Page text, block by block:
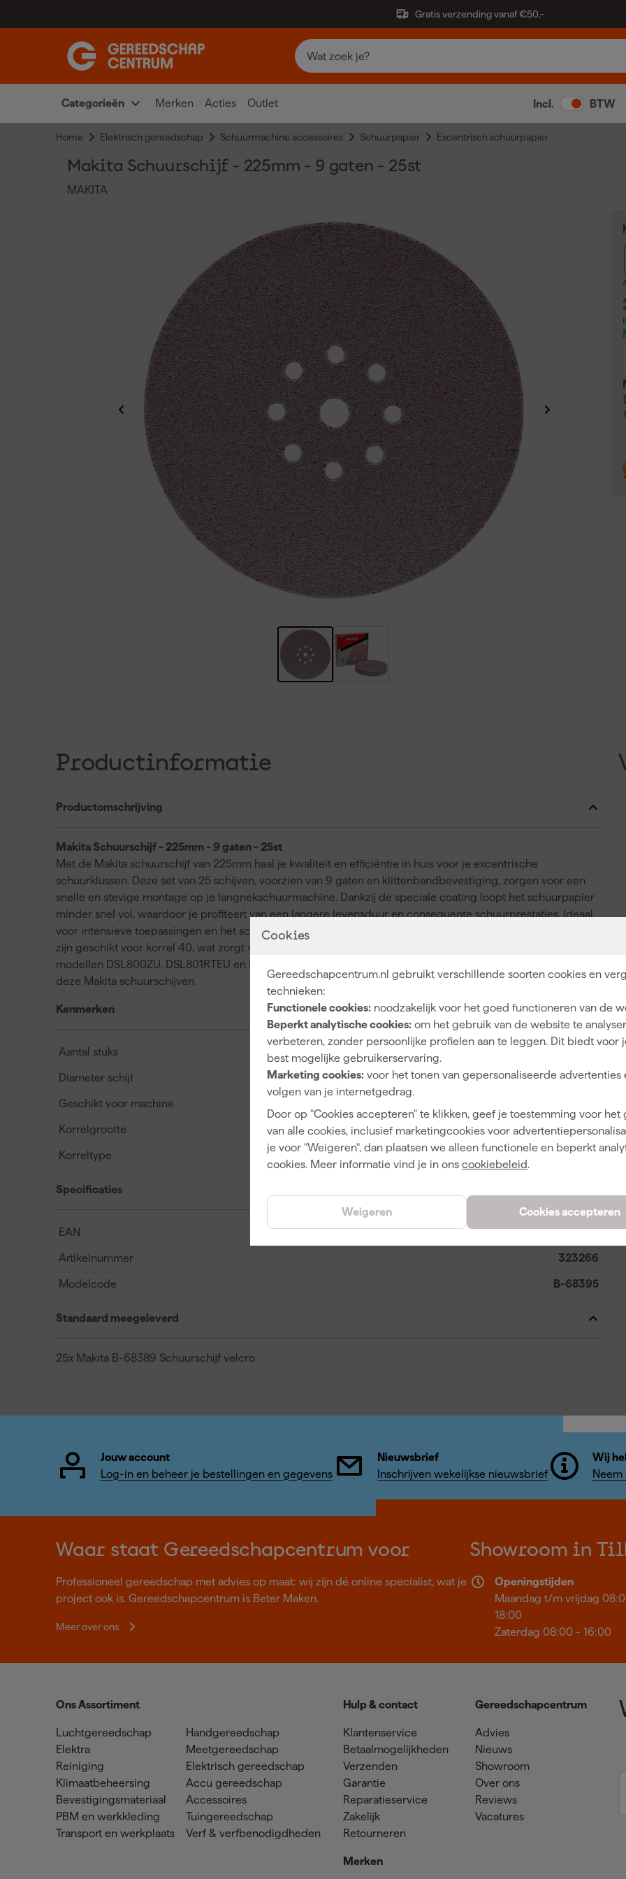
Gratis verzending vanaf €50,-
Categorieën Merken Acties Outlet Incl. BTW
Home Elektrisch gereedschap Schuurmachine accessoires Schuurpapier Excentrisch schuurpapier
Cookies
Gereedschapcentrum.nl gebruikt verschillende soorten cookies en
technieken:
Functionele cookies: noodzakelijk voor het goed functioneren van de
Beperkt analytische cookies: om het gebruik van de website te
verbeteren, zonder persoonlijke profielen aan te leggen. Dit biedt voor
best mogelijke gebruikerservaring.
Marketing cookies: voor het tonen van gepersonaliseerde advertenties
volgen van je internetgedrag.
Door op "Cookies accepteren" te klikken, geef je toestemming voor het
van alle cookies, inclusief marketingcookies voor
je voor "Weigeren", dan plaatsen we alleen functionele en beperkt
cookies. Meer informatie vind je in ons cookiebeleid.
Cookies accepteren
Weigeren
Makita Schuurschijf - 225mm - 9 gaten - 25st
MAKITA
Productinformatie
Productomschrijving
Makita Schuurschijf - 225mm - 9 gaten - 25st
Met de Makita schuurschijf van 225mm haal je kwaliteit en efficiëntie in huis voor je excentrische
schuurklussen. Deze set van 25 schijven, voorzien van 9 gaten en klittenbandbevestiging, zorgen voor een
snelle en stevige montage op je langnekschuurmachine. Dankzij de speciale coating loopt het schuurpapier
minder snel vol, waardoor je profiteert van een langere levensduur en consequente schuurprestaties. Ideaal
voor intensieve toepassingen en het schuren van grote oppervlakken zonder onderbrekingen. De schijven
zijn geschikt voor korrel 40, wat zorgt voor een krachtige materiaalafname. Ze passen uitstekend op Makita
modellen DSL800ZU, DSL801RTEU en DSL801ZU. Kies voor betrouwbaarheid en een strak eindresultaat met
deze Makita schuurschijven.
Kenmerken
Aantal stuks
Diameter schijf 225 mm
Geschikt voor machine
Korrelgrootte P80
Korreltype Extra Grof
Specificaties
EAN 0088381545907
Artikelnummer 323266
Modelcode B-68395
Standaard meegeleverd
25x Makita B-68389 Schuurschijf velcro
Jouw account
Log-in en beheer je bestellingen en gegevens
Nieuwsbrief
Inschrijven wekelijkse nieuwsbrief
Wij
Waar staat Gereedschapcentrum voor
Professioneel gereedschap met advies op maat: wij zijn dé online specialist, wat je
project ook is. Gereedschapcentrum is Beter Maken.
Meer over ons
Showroom in
Openingstijden
Maandag t/m vrijdag
18:00
Zaterdag 08:00 - 16:00
Ons Assortiment
Luchtgereedschap
Elektra
Reiniging
Klimaatbeheersing
Bevestigingsmateriaal
PBM en werkkleding
Transport en werkplaats
Handgereedschap
Meetgereedschap
Elektrisch gereedschap
Accu gereedschap
Accessoires
Tuingereedschap
Verf & verfbenodigdheden
Hulp & contact
Klantenservice
Betaalmogelijkheden
Verzenden
Garantie
Reparatieservice
Zakelijk
Retourneren
Merken
Gereedschapcentrum
Advies
Nieuws
Showroom
Over ons
Reviews
Vacatures